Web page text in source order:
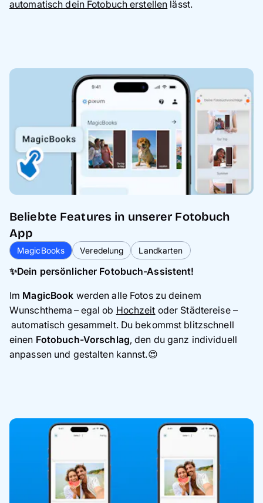
automatisch dein Fotobuch erstellen lässt.
Beliebte Features in unserer Fotobuch
App
MagicBooks Veredelung Landkarten
✨Dein persönlicher Fotobuch-Assistent!
Im MagicBook werden alle Fotos zu deinem
Wunschthema – egal ob Hochzeit oder Städtereise –
automatisch gesammelt. Du bekommst blitzschnell
einen Fotobuch-Vorschlag, den du ganz individuell
anpassen und gestalten kannst.😍